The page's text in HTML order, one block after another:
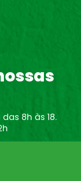
8h às 18.